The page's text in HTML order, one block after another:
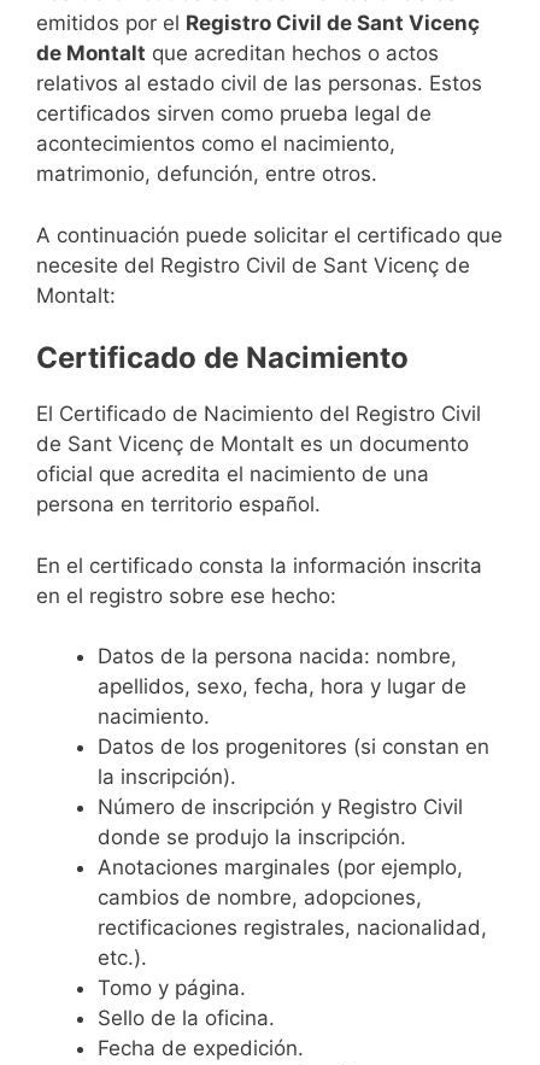
emitidos por el Registro Civil de Sant Vicenç
de Montalt que acreditan hechos o actos
relativos al estado civil de las personas. Estos
certificados sirven como prueba legal de
acontecimientos como el nacimiento,
matrimonio, defunción, entre otros.
A continuación puede solicitar el certificado que
necesite del Registro Civil de Sant Vicenç de
Montalt:
Certificado de Nacimiento
El Certificado de Nacimiento del Registro Civil
de Sant Vicenç de Montalt es un documento
oficial que acredita el nacimiento de una
persona en territorio español.
En el certificado consta la información inscrita
en el registro sobre ese hecho:
Datos de la persona nacida: nombre,
apellidos, sexo, fecha, hora y lugar de
nacimiento.
Datos de los progenitores (si constan en
la inscripción).
Número de inscripción y Registro Civil
donde se produjo la inscripción.
Anotaciones marginales (por ejemplo,
cambios de nombre, adopciones,
rectificaciones registrales, nacionalidad,
etc.).
Tomo y página.
Sello de la oficina.
Fecha de expedición.